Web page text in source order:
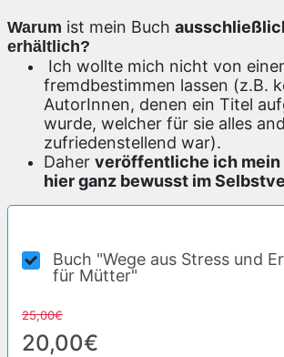
Warum ist mein Buch
erhältlich?
Ich wollte mich nicht von
fremdbestimmen lassen (z.B.
AutorInnen, denen ein Titel
wurde, welcher für sie alles
zufriedenstellend war).
Daher veröffentliche ich mein
hier ganz bewusst im
Buch "Wege aus Stress und
für Mütter"
20,00€
25,00€